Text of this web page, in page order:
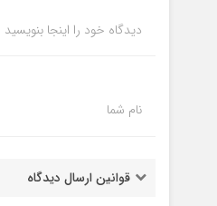
دیدگاه خود را اینجا بنویسید
نام شما
قوانین ارسال دیدگاه